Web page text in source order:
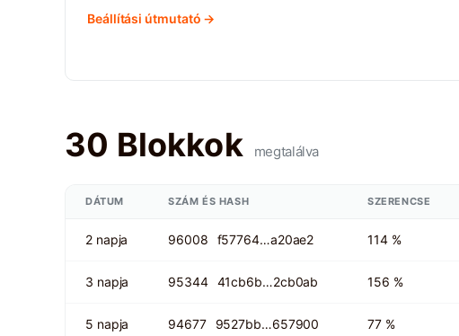
Beállítási útmutató →
30 Blokkok megtalálva
DÁTUM SZÁM ÉS HASH SZERENCSE
2 napja 96008 f57764…a20ae2 114 %
3 napja 95344 41cb6b…2cb0ab 156 %
5 napja 94677 9527bb…657900 77 %